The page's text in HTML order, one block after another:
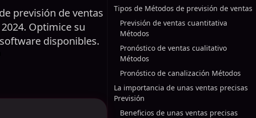
previsión de ventas
Optimice su
disponibles.
Tipos de Métodos de previsión de ventas
Previsión de ventas cuantitativa
Métodos
Pronóstico de ventas cualitativo
Métodos
Pronóstico de canalización Métodos
La importancia de unas ventas precisas
Previsión
Beneficios de unas ventas precisas